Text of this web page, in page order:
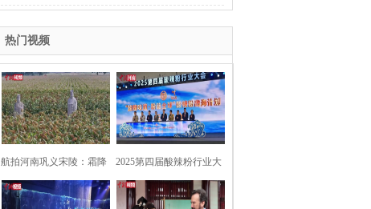
热门视频
航拍河南巩义宋陵：霜降
时节高粱红
2025第四届酸辣粉行业大
会在河南开封举行